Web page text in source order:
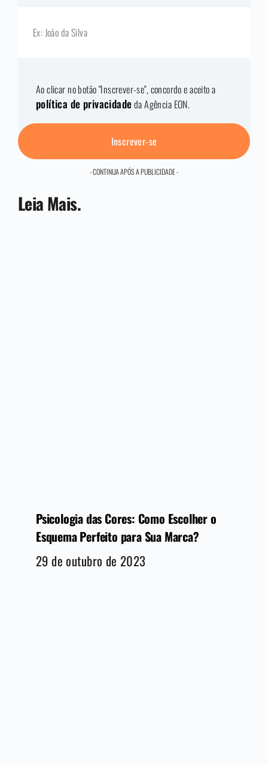
Ao clicar no botão "Inscrever-se", concordo e aceito a
política de privacidadeda Agência EON.
Inscrever-se
- CONTINUA APÓS A PUBLICIDADE -
Leia Mais.
Psicologia das Cores: Como Escolher o
Esquema Perfeito para Sua Marca?
29 de outubro de 2023